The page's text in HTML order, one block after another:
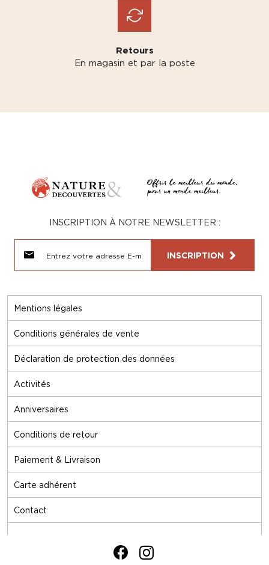
Retours
En magasin et par la poste
Mentions légales
Conditions générales de vente
Déclaration de protection des données
Activités
Anniversaires
Conditions de retour
Paiement & Livraison
Carte adhérent
Contact
INSCRIPTION À NOTRE NEWSLETTER :
INSCRIPTION